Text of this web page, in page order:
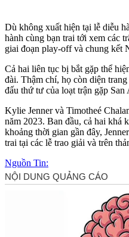
Dù không xuất hiện tại lễ diễu
hành cùng bạn trai tới xem các
giai đoạn play-off và chung kết
Cả hai liên tục bị bắt gặp thể
đài. Thậm chí, họ còn diện
đấu thứ tư của loạt trận gặp San
Kylie Jenner và Timotheé
năm 2023. Ban đầu, cả hai khá
khoảng thời gian gần đây,
trai tại các lễ trao giải và trên
Nguồn Tin: